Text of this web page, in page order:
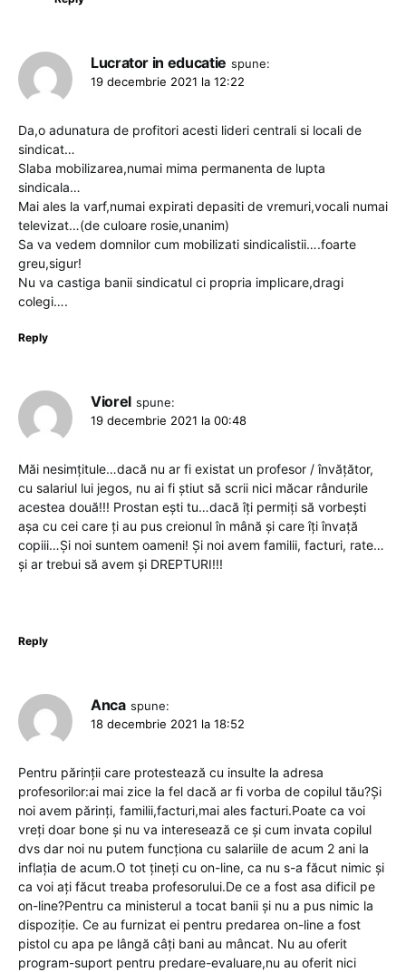
Lucrator in educatie spune:
19 decembrie 2021 la 12:22
Da,o adunatura de profitori acesti lideri centrali si locali de
sindicat…
Slaba mobilizarea,numai mima permanenta de lupta
sindicala…
Mai ales la varf,numai expirati depasiti de vremuri,vocali numai
televizat…(de culoare rosie,unanim)
Sa va vedem domnilor cum mobilizati sindicalistii….foarte
greu,sigur!
Nu va castiga banii sindicatul ci propria implicare,dragi
colegi….
Reply
Viorel spune:
19 decembrie 2021 la 00:48
Măi nesimțitule…dacă nu ar fi existat un profesor / învățător,
cu salariul lui jegos, nu ai fi știut să scrii nici măcar rândurile
acestea două!!! Prostan ești tu…dacă îți permiți să vorbești
așa cu cei care ți au pus creionul în mână și care îți învață
copiii…Și noi suntem oameni! Și noi avem familii, facturi, rate…
și ar trebui să avem și DREPTURI!!!
Reply
Anca spune:
18 decembrie 2021 la 18:52
Pentru părinții care protestează cu insulte la adresa
profesorilor:ai mai zice la fel dacă ar fi vorba de copilul tău?Și
noi avem părinți, familii,facturi,mai ales facturi.Poate ca voi
vreți doar bone și nu va interesează ce și cum invata copilul
dvs dar noi nu putem funcționa cu salariile de acum 2 ani la
inflația de acum.O tot țineți cu on-line, ca nu s-a făcut nimic și
ca voi ați făcut treaba profesorului.De ce a fost asa dificil pe
on-line?Pentru ca ministerul a tocat banii și nu a pus nimic la
dispoziție. Ce au furnizat ei pentru predarea on-line a fost
pistol cu apa pe lângă câți bani au mâncat. Nu au oferit
program-suport pentru predare-evaluare,nu au oferit nici